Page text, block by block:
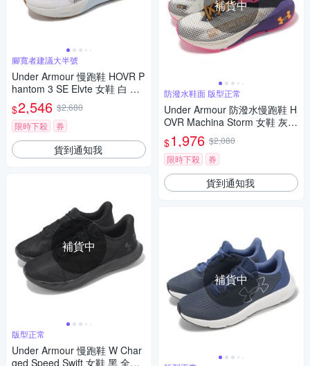
腳寬者建議大半號
Under Armour 慢跑鞋 HOVR P
hantom 3 SE Elvte 女鞋 白 藍
透氣 緩震 路跑 UA 運動鞋 302
6648100
$2,546 $2,680
限時下殺
券
貨到通知我
補貨中
版型正常
Under Armour 慢跑鞋 W Char
ged Speed Swift 女鞋 黑 全黑
補貨中
防潑水鞋面 版型正常
Under Armour 防潑水慢跑鞋 H
OVR Machina Storm 女鞋 灰黑
紫 運動鞋 UA 3026551300
$1,976 $2,080
限時下殺
券
貨到通知我
補貨中